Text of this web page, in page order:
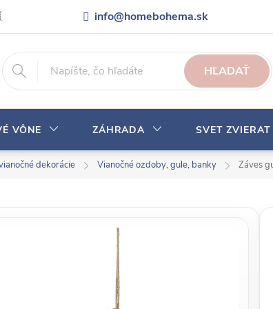
info@homebohema.sk
Pro zákazníky z České republiky Veľkoobchodná spolupráca
HĽADAŤ
VÔNE ZÁHRADA SVET ZVIERAT
dekorácie Vianočné ozdoby, gule, banky Záves